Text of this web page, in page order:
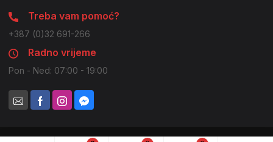
Treba vam pomoć?
+387 (0)32 691-266
Radno vrijeme
Pon - Ned: 07:00 - 19:00